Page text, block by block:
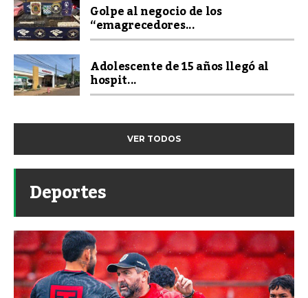
Golpe al negocio de los
“emagrecedores...
Adolescente de 15 años llegó al
hospit...
VER TODOS
Deportes